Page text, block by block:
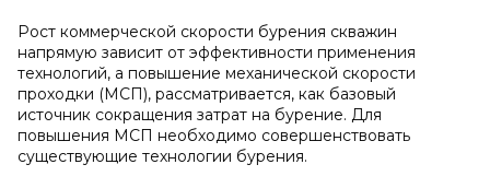
Рост коммерческой скорости бурения скважин
напрямую зависит от эффективности применения
технологий, а повышение механической скорости
проходки (МСП), рассматривается, как базовый
источник сокращения затрат на бурение. Для
повышения МСП необходимо совершенствовать
существующие технологии бурения.